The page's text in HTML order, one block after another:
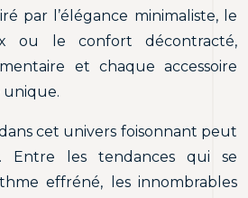
par l’élégance minimaliste, le
ou le confort décontracté,
et chaque accessoire
unique.
cet univers foisonnant peut
Entre les tendances qui se
effréné, les innombrables